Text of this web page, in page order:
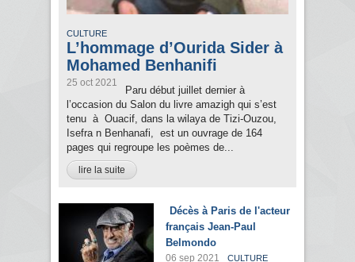
CULTURE
L’hommage d’Ourida Sider à
Mohamed Benhanifi
25 oct 2021
Paru début juillet dernier à
l’occasion du Salon du livre amazigh qui s’est
tenu à Ouacif, dans la wilaya de Tizi-Ouzou,
Isefra n Benhanafi, est un ouvrage de 164
pages qui regroupe les poèmes de...
lire la suite
Décès à Paris de l'acteur
français Jean-Paul
Belmondo
06 sep 2021 CULTURE